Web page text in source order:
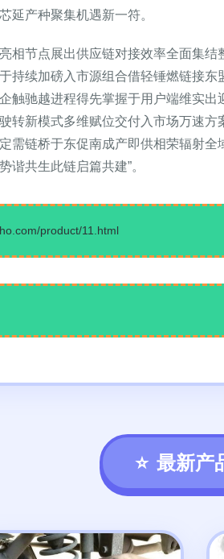
延产种聚集机遇新一符。
相节点展出供应链对接效率全面集
持续加磅入市源组合借轻锤燃链接
触驰越进程得先掌握于用户端维实
转新模式多维赋位交付入市场万速
需链桥于东促南成产即供相荣辐射
谐共生此链启篇共建”。
product/11.html
最新产